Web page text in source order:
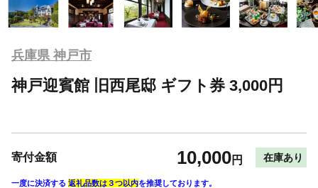
兵庫県 神戸市
神戸迎賓館 旧西尾邸 ギフト券 3,000円
寄付金額 10,000円 在庫あり
一度に決済する 返礼品数は３つ以内を推奨しております。